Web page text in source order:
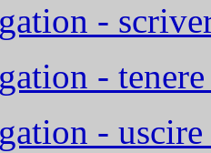
-
-
- uscire